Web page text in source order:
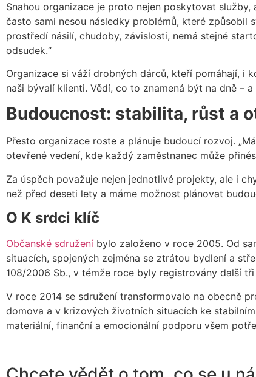
Snahou organizace je proto nejen poskytovat služby,
často sami nesou následky problémů, které způsobil
prostředí násilí, chudoby, závislosti, nemá stejné
odsudek.“
Organizace si váží drobných dárců, kteří pomáhají, i
naši bývalí klienti. Vědí, co to znamená být na dně –
Budoucnost: stabilita, růst a
Přesto organizace roste a plánuje budoucí rozvoj.
otevřené vedení, kde každý zaměstnanec může
Za úspěch považuje nejen jednotlivé projekty, ale i
než před deseti lety a máme možnost plánovat
O K srdci klíč
Občanské sdružení bylo založeno v roce 2005. Od
situacích, spojených zejména se ztrátou bydlení a
108/2006 Sb., v témže roce byly registrovány další
V roce 2014 se sdružení transformovalo na obecně
domova a v krizových životních situacích ke
materiální, finanční a emocionální podporu všem